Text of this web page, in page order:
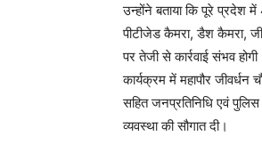
उन्होंने बताया कि पूरे प्रदेश
पीटीजेड कैमरा, डैश कैमरा,
पर तेजी से कार्रवाई संभव
कार्यक्रम में महापौर
सहित जनप्रतिनिधि एवं
व्यवस्था की सौगात दी।